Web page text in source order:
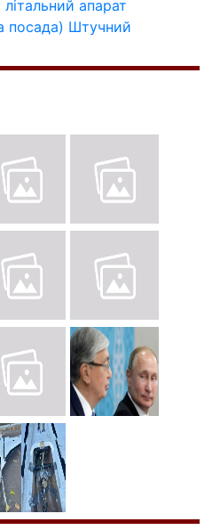
апарат
посада) Штучний